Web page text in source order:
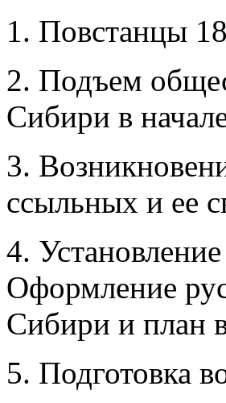
1. Повстанцы
2. Подъем
Сибири в
3.
ссыльных и ее
4.
Оформление
Сибири и план
5. Подготовка